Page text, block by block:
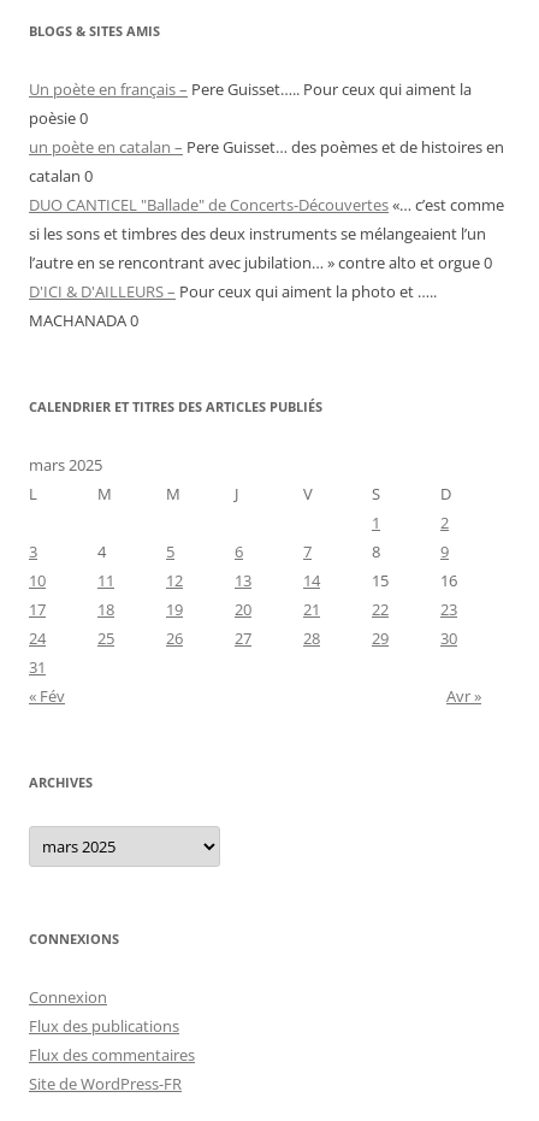
BLOGS & SITES AMIS
Un poète en français – Pere Guisset….. Pour ceux qui aiment la
poèsie 0
un poète en catalan – Pere Guisset… des poèmes et de histoires en
catalan 0
DUO CANTICEL "Ballade" de Concerts-Découvertes«… c’est comme
si les sons et timbres des deux instruments se mélangeaient l’un
l’autre en se rencontrant avec jubilation… » contre alto et orgue 0
D'ICI & D'AILLEURS – Pour ceux qui aiment la photo et …..
MACHANADA 0
CALENDRIER ET TITRES DES ARTICLES PUBLIÉS
mars 2025
L
M M J V S
D
1
2
3
4 5 6 7 8
9
10
11 12 13 14 15
16
17
18 19 20 21 22
23
24
25 26 27 28 29
30
31
« Fév
Avr »
ARCHIVES
Archives
CONNEXIONS
Connexion
Flux des publications
Flux des commentaires
Site de WordPress-FR